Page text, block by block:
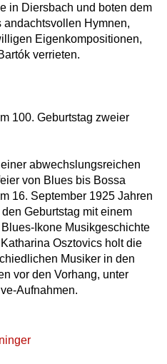
in Diersbach und boten dem
Hymnen,
Eigenkompositionen,
verrieten.
100. Geburtstag zweier
abwechslungsreichen
von Blues bis Bossa
16. September 1925 Jahren
Geburtstag mit einem
Ikone Musikgeschichte
Osztovics holt die
Musiker in den
vor den Vorhang, unter
Aufnahmen.